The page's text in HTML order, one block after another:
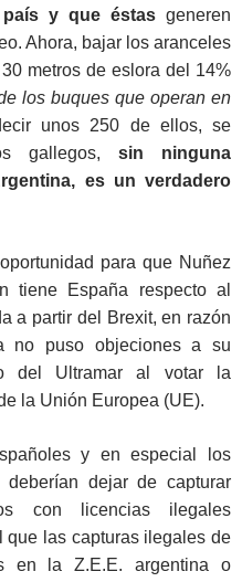
y que éstas generen
Ahora, bajar los aranceles
metros de eslora del 14%
los buques que operan en
unos 250 de ellos, se
gallegos, sin ninguna
es un verdadero
para que Nuñez
tiene España respecto al
a partir del Brexit, en razón
no puso objeciones a su
del Ultramar al votar la
la Unión Europea (UE).
y en especial los
deberían dejar de capturar
con licencias ilegales
que las capturas ilegales de
en la Z.E.E. argentina o